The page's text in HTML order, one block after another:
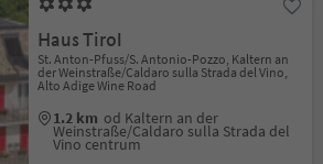
Haus Tirol
St. Anton-Pfuss/S. Antonio-Pozzo, Kaltern an
der Weinstraße/Caldaro sulla Strada del Vino,
Alto Adige Wine Road
1.2 km od Kaltern an der
Weinstraße/Caldaro sulla Strada del
Vino centrum